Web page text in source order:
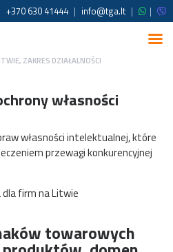
+370 630 41444 | info@tga.lt | |
, ZAKRES DZIAŁALNOŚCI
własności
własności intelektualnej, które
przewagi konkurencyjnej
towarowych